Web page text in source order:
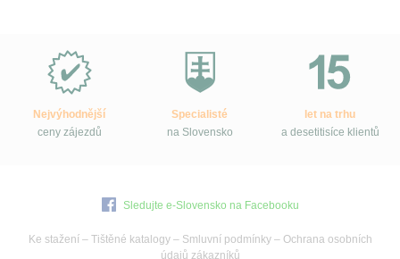
Slovensko.cz?
Nejvýhodnější
ceny zájezdů
Specialisté
na Slovensko
let na trhu
a desetitisíce klientů
Sledujte e-Slovensko na Facebooku
Ke stažení – Tištěné katalogy– Smluvní podmínky– Ochrana osobních
údajů zákazníků